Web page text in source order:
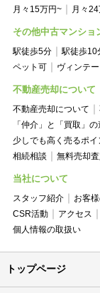
月々15万円~
月々
その他中古マンショ
駅徒歩5分 駅徒歩10
ペット可
ヴィンテ
不動産売却について
不動産売却について
「仲介」と「買取」
少しでも高く売るポイ
相続相談
無料売却
当社について
スタッフ紹介 お客
CSR活動
アクセス
個人情報の取扱い
トップページ